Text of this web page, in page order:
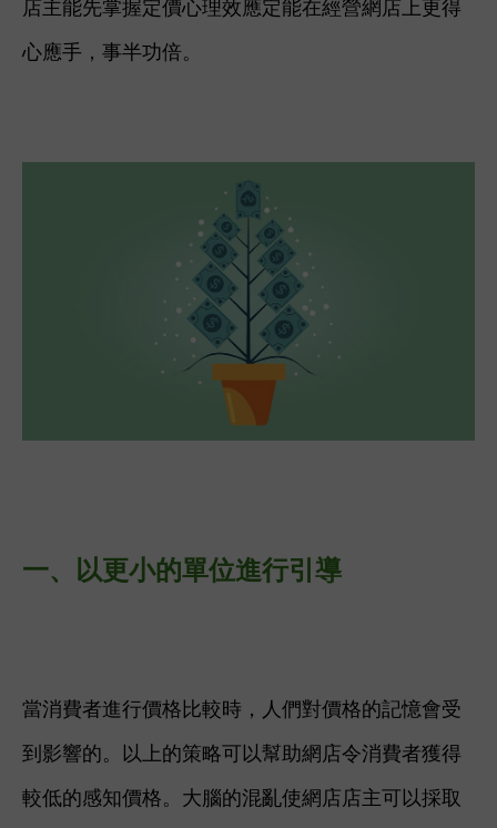
店主能先掌握定價心理效應定能在經營網店上更得
心應手，事半功倍。
一、以更小的單位進行引導
當消費者進行價格比較時，人們對價格的記憶會受
到影響的。以上的策略可以幫助網店令消費者獲得
較低的感知價格。 大腦的混亂使網店店主可以採取